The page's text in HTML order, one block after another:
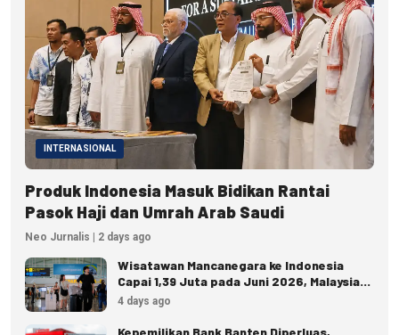
INTERNASIONAL
Produk Indonesia Masuk Bidikan Rantai
Pasok Haji dan Umrah Arab Saudi
Neo Jurnalis | 2 days ago
Wisatawan Mancanegara ke Indonesia
Capai 1,39 Juta pada Juni 2026, Malaysia
Terbanyak
4 days ago
Kepemilikan Bank Banten Diperluas,